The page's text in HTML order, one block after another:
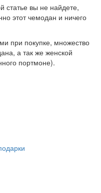
статье вы не найдете,
этот чемодан и ничего
при покупке, множество
а так же женской
портмоне).